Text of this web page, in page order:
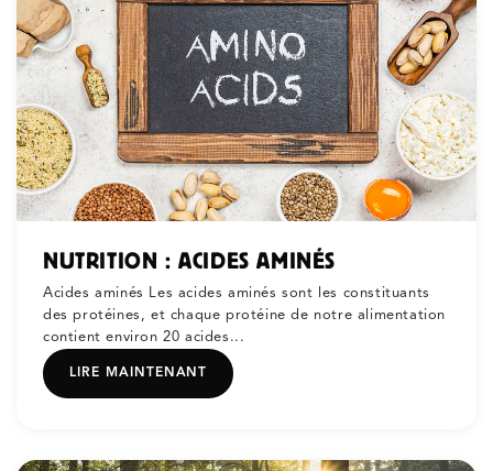
NUTRITION : ACIDES AMINÉS
Acides aminés Les acides aminés sont les constituants
des protéines, et chaque protéine de notre alimentation
contient environ 20 acides...
LIRE MAINTENANT